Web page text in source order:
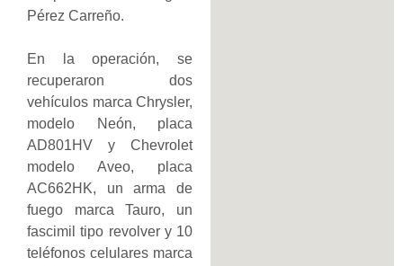
Pérez Carreño.
En la operación, se
recuperaron dos
vehículos marca Chrysler,
modelo Neón, placa
AD801HV y Chevrolet
modelo Aveo, placa
AC662HK, un arma de
fuego marca Tauro, un
fascimil tipo revolver y 10
teléfonos celulares marca